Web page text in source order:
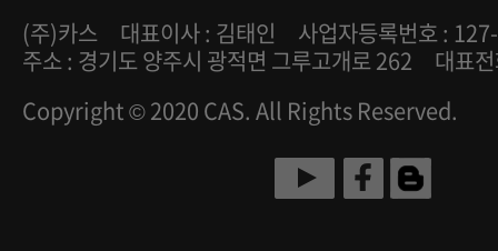
(주)카스
대표이사 : 김태인
사업자등록번호 :
주소 : 경기도 양주시 광적면 그루고개로 262
대표
Copyright © 2020 CAS. All Rights Reserved.